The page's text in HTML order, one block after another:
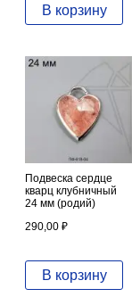
В корзину
Подвеска сердце
кварц клубничный
24 мм (родий)
290,00 ₽
В корзину